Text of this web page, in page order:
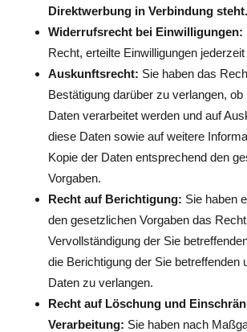
Direktwerbung in Verbindung steht.
Widerrufsrecht bei Einwilligungen:
Recht, erteilte Einwilligungen
Auskunftsrecht: Sie haben das
Bestätigung darüber zu verlangen, ob
Daten verarbeitet werden und auf
diese Daten sowie auf weitere
Kopie der Daten entsprechend den
Vorgaben.
Recht auf Berichtigung: Sie haben
den gesetzlichen Vorgaben das
Vervollständigung der Sie
die Berichtigung der Sie betreffenden
Daten zu verlangen.
Recht auf Löschung und
Verarbeitung: Sie haben nach